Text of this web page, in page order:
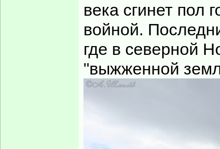
века сгинет пол
войной.
где в северной
"выжженной